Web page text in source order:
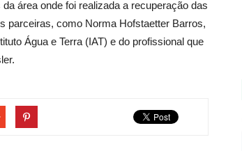
área onde foi realizada a recuperação das
parceiras, como Norma Hofstaetter Barros,
Água e Terra (IAT) e do profissional que